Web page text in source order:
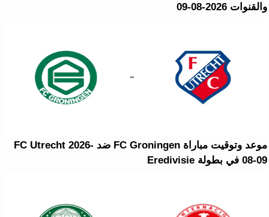
والقنوات 2026-08-09
موعد وتوقيت مباراة FC Groningen ضد FC Utrecht 2026-
08-09 في بطولة Eredivisie